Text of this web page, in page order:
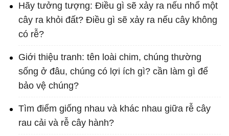
Hãy tưởng tượng: Điều gì sẽ xảy ra nếu nhổ một
cây ra khỏi đất? Điều gì sẽ xảy ra nếu cây không
có rễ?
Giới thiệu tranh: tên loài chim, chúng thường
sống ở đâu, chúng có lợi ích gì? cần làm gì để
bảo vệ chúng?
Tìm điểm giống nhau và khác nhau giữa rễ cây
rau cải và rễ cây hành?